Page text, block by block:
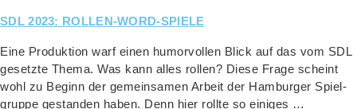
SDL 2023: ROLLEN-WORD-SPIELE
Eine Pro­duk­ti­on warf einen humor­vol­len Blick auf das vom SDL
gesetz­te The­ma. Was kann alles rol­len? Die­se Fra­ge scheint
wohl zu Beginn der gemein­sa­men Arbeit der Ham­bur­ger Spiel­
grup­pe gestan­den haben. Denn hier roll­te so einiges …